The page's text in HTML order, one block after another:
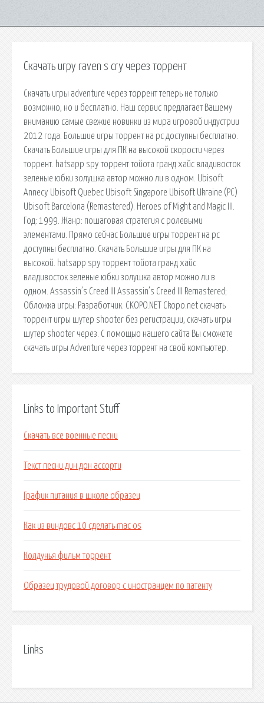
Скачать игру raven s cry через торрент
Скачать игры adventure через торрент теперь не только
возможно, но и бесплатно. Наш сервис предлагает Вашему
вниманию самые свежие новинки из мира игровой индустрии
2012 года. Большие игры торрент на pc доступны бесплатно.
Скачать Большие игры для ПК на высокой скорости через
торрент. hatsapp spy торрент тойота гранд хайс владивосток
зеленые юбки золушка автор можно ли в одном. Ubisoft
Annecy Ubisoft Quebec Ubisoft Singapore Ubisoft Ukraine (PC)
Ubisoft Barcelona (Remastered). Heroes of Might and Magic III.
Год: 1999. Жанр: пошаговая стратегия с ролевыми
элементами. Прямо сейчас Большие игры торрент на pc
доступны бесплатно. Скачать Большие игры для ПК на
высокой. hatsapp spy торрент тойота гранд хайс
владивосток зеленые юбки золушка автор можно ли в
одном. Assassin’s Creed III Assassin’s Creed III Remastered;
Обложка игры: Разработчик. CKOPO.NET Ckopo.net cкачать
торрент игры шутер shooter без регистрации, скачать игры
шутер shooter через. С помощью нашего сайта Вы сможете
скачать игры Adventure через торрент на свой компьютер.
Links to Important Stuff
Скачать все военные песни
Текст песни дин дон ассорти
График питания в школе образец
Как из виндовс 10 сделать mac os
Колдунья фильм торрент
Образец трудовой договор с иностранцем по патенту
Links